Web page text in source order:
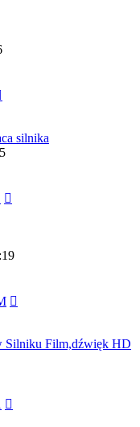
silnika
Silniku Film,dźwięk HD